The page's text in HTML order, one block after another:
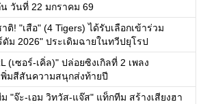
วันที่ 22 มกราคม 69
! "เสือ" (4 Tigers) ได้รับเลือกเข้าร่วม
ดัม 2026" ประเดิมฉายในทวีปยุโรป
(เซอร์-เคิ่ล)" ปล่อยซิงเกิลที่ 2 เพลง
พิ่มสีสันความสนุกส่งท้ายปี
"จ๊ะ-เอม วิทวัส-แจ๊ส" แท็กทีม สร้างเสียงฮา